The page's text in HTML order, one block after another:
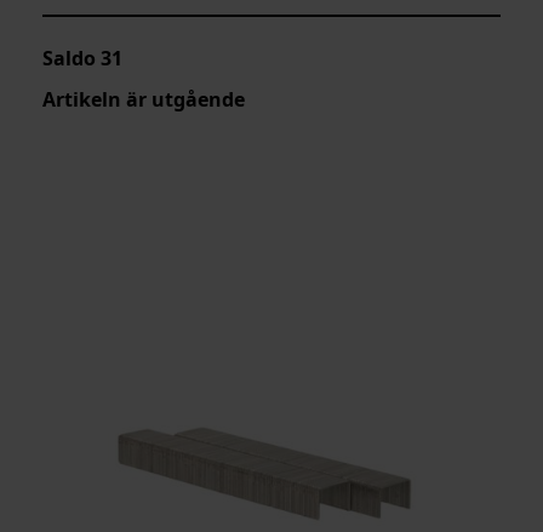
Saldo 31
Artikeln är utgående